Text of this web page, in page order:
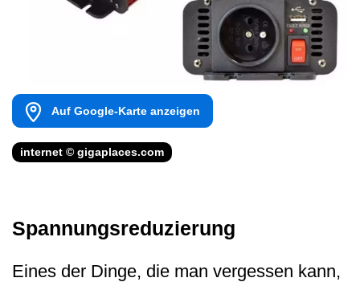
Auf Google-Karte anzeigen
internet © gigaplaces.com
Spannungsreduzierung
Eines der Dinge, die man vergessen kann,